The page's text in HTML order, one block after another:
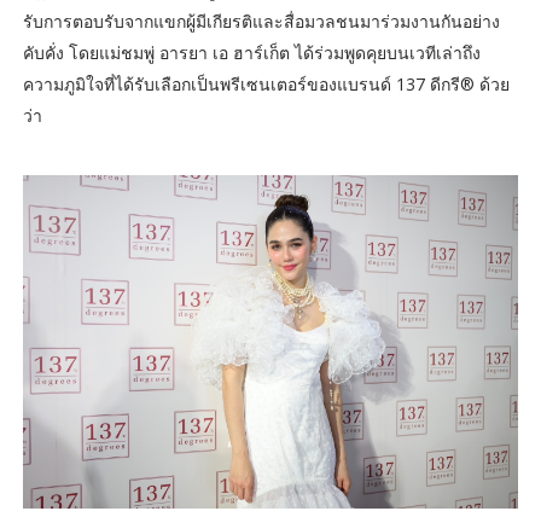
รับการตอบรับจากแขกผู้มีเกียรติและสื่อมวลชนมาร่วมงานกันอย่าง
คับคั่ง โดยแม่ชมพู่ อารยา เอ ฮาร์เก็ต ได้ร่วมพูดคุยบนเวทีเล่าถึง
ความภูมิใจที่ได้รับเลือกเป็นพรีเซนเตอร์ของแบรนด์ 137 ดีกรี® ด้วย
ว่า